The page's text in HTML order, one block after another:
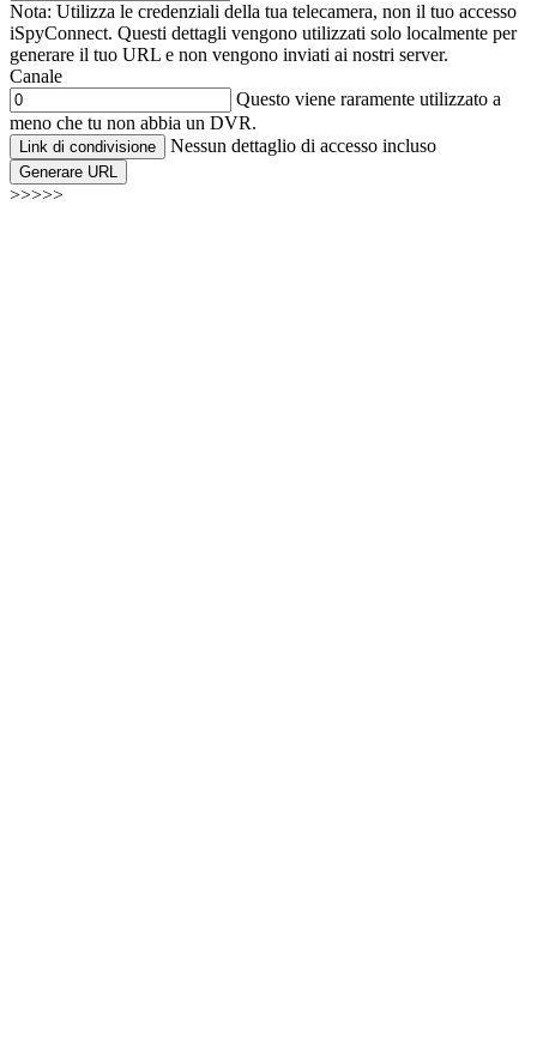
Nota: Utilizza le credenziali della tua telecamera, non il tuo accesso
iSpyConnect. Questi dettagli vengono utilizzati solo localmente per
generare il tuo URL e non vengono inviati ai nostri server.
Canale
Questo viene raramente utilizzato a
meno che tu non abbia un DVR.
Link di condivisione Nessun dettaglio di accesso incluso
Generare URL
>>>>>